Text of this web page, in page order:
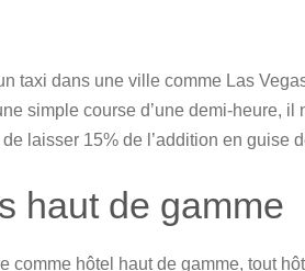
taxi dans une ville comme Las
simple course d’une demi-heure,
de laisser 15% de l’addition en guise
haut de gamme
comme hôtel haut de gamme, tout